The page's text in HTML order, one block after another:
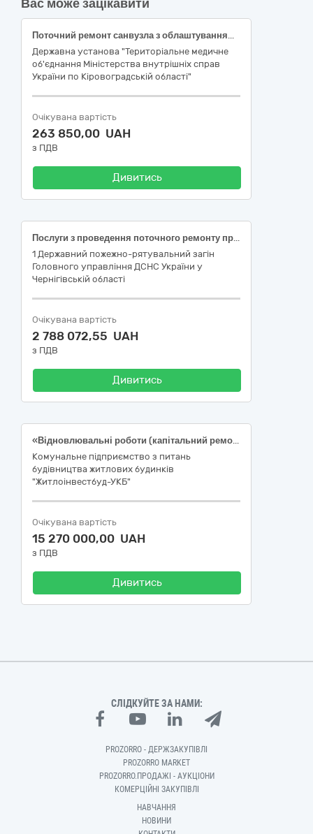
Вас може зацікавити
Поточний ремонт санвузла з облаштуванням елементів безбар’єрності згідно до коду ДК 021:2015 (CPV): 45450000-6 — Інші завершальні будівельні роботи
Державна установа "Територіальне медичне
об'єднання Міністерства внутрішніх справ
України по Кіровоградській області"
Очікувана вартість
263 850,00 UAH
з ПДВ
Дивитись
Послуги з проведення поточного ремонту приміщень адміністративної будівлі 2 ДПРЧ (м. Чернігів) 1 ДПРЗ Головного управління ДСНС України у Чернігівській області за адресою: м. Чернігів, вул. Жабинського, 21
1 Державний пожежно-рятувальний загін
Головного управління ДСНС України у
Чернігівській області
Очікувана вартість
2 788 072,55 UAH
з ПДВ
Дивитись
«Відновлювальні роботи (капітальний ремонт) на багатоквартирному житловому будинку по вул.Анатолія Петрицького 15-А у м.Києві, пошкодженому внаслідок воєнних дій Російської Федерації» (код CPV за ДК 021:2015: 45450000-6 — Інші завершальні будівельні роботи)
Комунальне підприємство з питань
будівництва житлових будинків
"Житлоінвестбуд-УКБ"
Очікувана вартість
15 270 000,00 UAH
з ПДВ
Дивитись
СЛІДКУЙТЕ ЗА НАМИ:
PROZORRO - ДЕРЖЗАКУПІВЛІ
PROZORRO MARKET
PROZORRO.ПРОДАЖІ - АУКЦІОНИ
КОМЕРЦІЙНІ ЗАКУПІВЛІ
НАВЧАННЯ
НОВИНИ